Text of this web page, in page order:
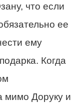
что если
ее
ему
Когда
мимо Доруку и